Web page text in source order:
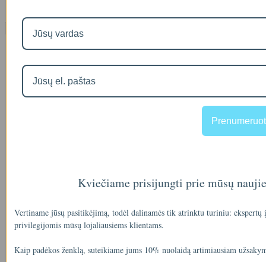
Naujausios prekės
Filtro andėklas
€290
Kviečiame prisijungti prie mūsų
Vertiname jūsų pasitikėjimą, todėl dalinamės tik atrinktu turiniu:
privilegijomis mūsų lojaliausiems klientams.
Kaip padėkos ženklą, suteikiame jums 10% nuolaidą artimiausiam